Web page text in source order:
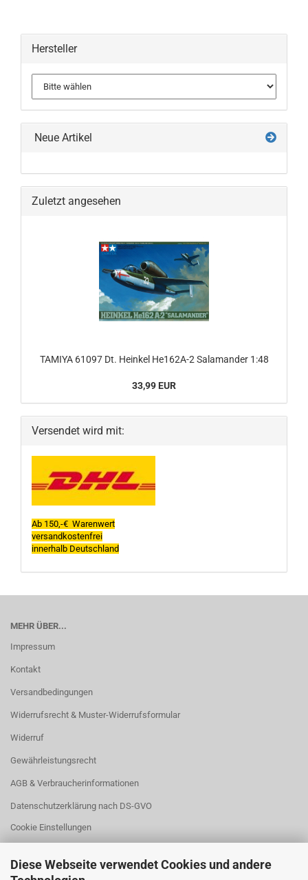
Diese Webseite verwendet Cookies und andere
Hersteller
Neue Artikel
Zuletzt angesehen
TAMIYA 61097 Dt. Heinkel He162A-2 Salamander 1:48
33,99 EUR
Versendet wird mit:
Ab 150,-€ Warenwert
versandkostenfrei
innerhalb Deutschland
MEHR ÜBER...
Impressum
Kontakt
Versandbedingungen
Widerrufsrecht & Muster-Widerrufsformular
Widerruf
Gewährleistungsrecht
AGB & Verbraucherinformationen
Datenschutzerklärung nach DS-GVO
Cookie Einstellungen